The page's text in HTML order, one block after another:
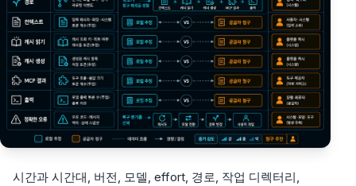
시간과 시간대, 버전, 모델, effort, 경로, 작업 디렉터리,